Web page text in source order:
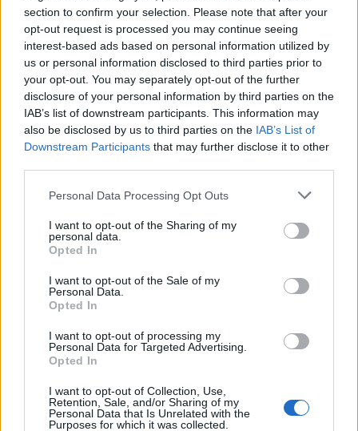
section to confirm your selection. Please note that after your
opt-out request is processed you may continue seeing
interest-based ads based on personal information utilized by
us or personal information disclosed to third parties prior to
your opt-out. You may separately opt-out of the further
disclosure of your personal information by third parties on the
IAB’s list of downstream participants. This information may
also be disclosed by us to third parties on the IAB’s List of
Downstream Participants that may further disclose it to other
Personal Data Processing Opt Outs
I want to opt-out of the Sharing of my
personal data.
Opted In
I want to opt-out of the Sale of my
Personal Data.
Opted In
I want to opt-out of processing my
Personal Data for Targeted Advertising.
Opted In
I want to opt-out of Collection, Use,
Retention, Sale, and/or Sharing of my
Personal Data that Is Unrelated with the
Purposes for which it was collected.
Žmonės
Pareigūnams nepavyksta
baigti narkotikų
disponavimu įtariamo
Olego Šurajevo bylos
Žmonės
Reveka Devolskytė
prisiminė, iki ko nuvedė
desperatiškas noras
sulieknėti: apie pasekmes
negalvojau
Žmonės
Po skaudžių išgyvenimų
žinia iš Ruslano Kirilkino
Žmonės
lovos: šalia – naujas